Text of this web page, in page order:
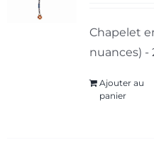
Chapelet
nuances) -
Ajouter au
panier